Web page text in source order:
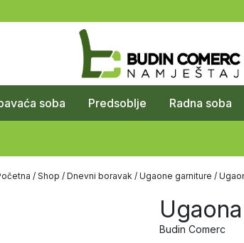
soba Predsoblje Radna soba
/ Shop / Dnevni boravak / Ugaone garniture /
Budin Comerc